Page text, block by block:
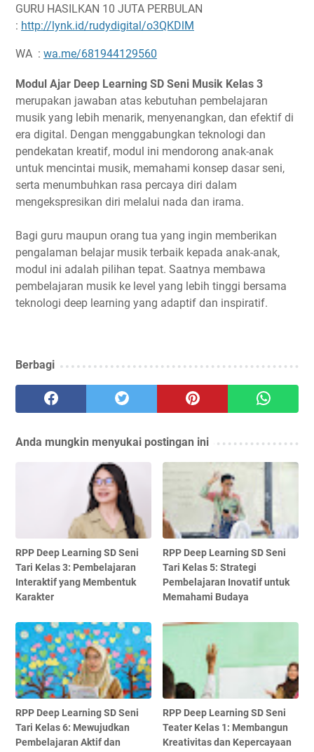
GURU HASILKAN 10 JUTA PERBULAN
: http://lynk.id/rudydigital/o3QKDlM
WA : wa.me/681944129560
Modul Ajar Deep Learning SD Seni Musik Kelas 3
merupakan jawaban atas kebutuhan pembelajaran
musik yang lebih menarik, menyenangkan, dan efektif di
era digital. Dengan menggabungkan teknologi dan
pendekatan kreatif, modul ini mendorong anak-anak
untuk mencintai musik, memahami konsep dasar seni,
serta menumbuhkan rasa percaya diri dalam
mengekspresikan diri melalui nada dan irama.
Bagi guru maupun orang tua yang ingin memberikan
pengalaman belajar musik terbaik kepada anak-anak,
modul ini adalah pilihan tepat. Saatnya membawa
pembelajaran musik ke level yang lebih tinggi bersama
teknologi deep learning yang adaptif dan inspiratif.
Berbagi
Anda mungkin menyukai postingan ini
RPP Deep Learning SD Seni
Tari Kelas 3: Pembelajaran
Interaktif yang Membentuk
Karakter
RPP Deep Learning SD Seni
Tari Kelas 5: Strategi
Pembelajaran Inovatif untuk
Memahami Budaya
RPP Deep Learning SD Seni
Tari Kelas 6: Mewujudkan
Pembelajaran Aktif dan
RPP Deep Learning SD Seni
Teater Kelas 1: Membangun
Kreativitas dan Kepercayaan